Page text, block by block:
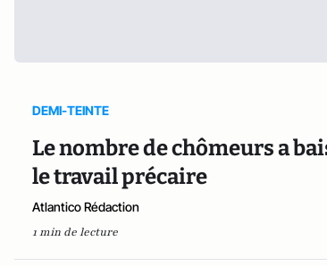
DEMI-TEINTE
Le nombre de chômeurs a
le travail précaire
Atlantico Rédaction
1 min de lecture